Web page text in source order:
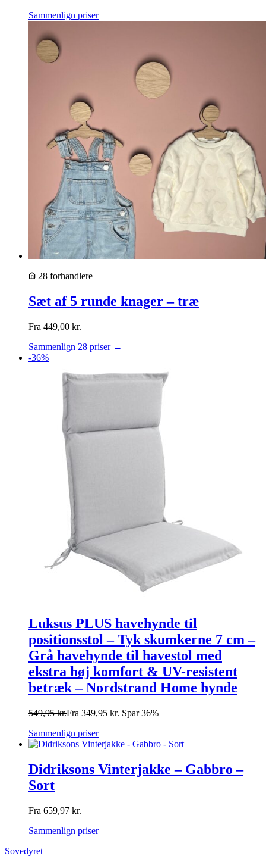
Sammenlign priser
28 forhandlere
Sæt af 5 runde knager – træ
Fra 449,00 kr.
Sammenlign 28 priser →
-36%
Luksus PLUS havehynde til
positionsstol – Tyk skumkerne 7 cm –
Grå havehynde til havestol med
ekstra høj komfort & UV-resistent
betræk – Nordstrand Home hynde
549,95kr.Fra 349,95 kr. Spar 36%
Sammenlign priser
Didriksons Vinterjakke – Gabbro –
Sort
Fra 659,97 kr.
Sammenlign priser
Sovedyret